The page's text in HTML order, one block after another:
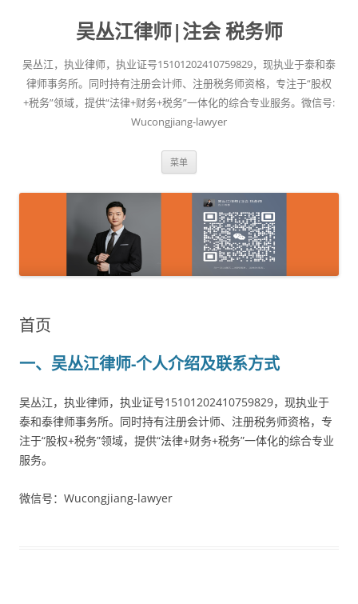
吴丛江律师|注会 税务师
吴丛江，执业律师，执业证号15101202410759829，现执业于泰和泰
律师事务所。同时持有注册会计师、注册税务师资格，专注于“股权
+税务”领域，提供“法律+财务+税务”一体化的综合专业服务。微信号:
Wucongjiang-lawyer
菜单
文
首页
一、吴丛江律师-个人介绍及联系方式
吴丛江，执业律师，执业证号15101202410759829，现执业于
泰和泰律师事务所。同时持有注册会计师、注册税务师资格，专
注于“股权+税务”领域，提供“法律+财务+税务”一体化的综合专业
服务。
微信号：Wucongjiang-lawyer